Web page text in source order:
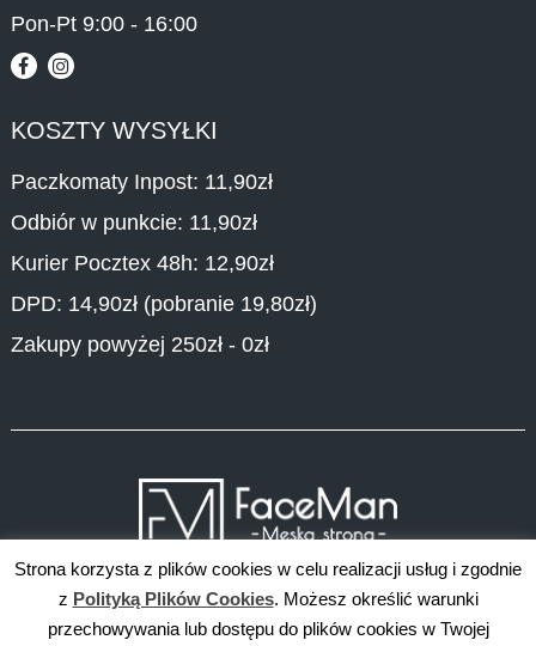
Pon-Pt 9:00 - 16:00
KOSZTY WYSYŁKI
Paczkomaty Inpost: 11,90zł
Odbiór w punkcie: 11,90zł
Kurier Pocztex 48h: 12,90zł
DPD: 14,90zł (pobranie 19,80zł)
Zakupy powyżej 250zł - 0zł
Strona korzysta z plików cookies w celu realizacji usług i zgodnie
z Polityką Plików Cookies. Możesz określić warunki
przechowywania lub dostępu do plików cookies w Twojej